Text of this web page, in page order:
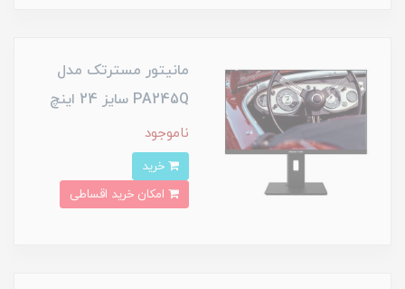
مانیتور مسترتک مدل
PA245Q سایز 24 اینچ
ناموجود